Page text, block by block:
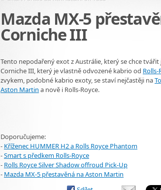
Mazda MX-5
Corniche III
Tento nepodařený exot z Austrálie, který se chce tvářit
Corniche III, který je vlastně odvozené kabrio od Rolls-
zvykem, podobné kabrio exoty, se staví nejčastěji na
Aston Martin a nově i Rolls-Royce.
Doporučujeme:
- Kříženec HUMMER H2 a Rolls Royce Phantom
-Smart s předkem Rolls-Royce
- Rolls Royce Silver Shadow offroud Pick-Up
- Mazda MX-5 přestavěná na Aston Martin